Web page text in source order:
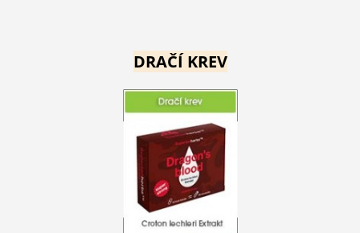
DRAČÍ KREV